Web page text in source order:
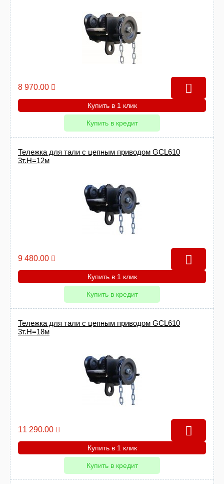
8 970.00
Купить в 1 клик
Купить в кредит
Тележка для тали с цепным приводом GCL610
3т.Н=12м
9 480.00
Купить в 1 клик
Купить в кредит
Тележка для тали с цепным приводом GCL610
3т.Н=18м
11 290.00
Купить в 1 клик
Купить в кредит